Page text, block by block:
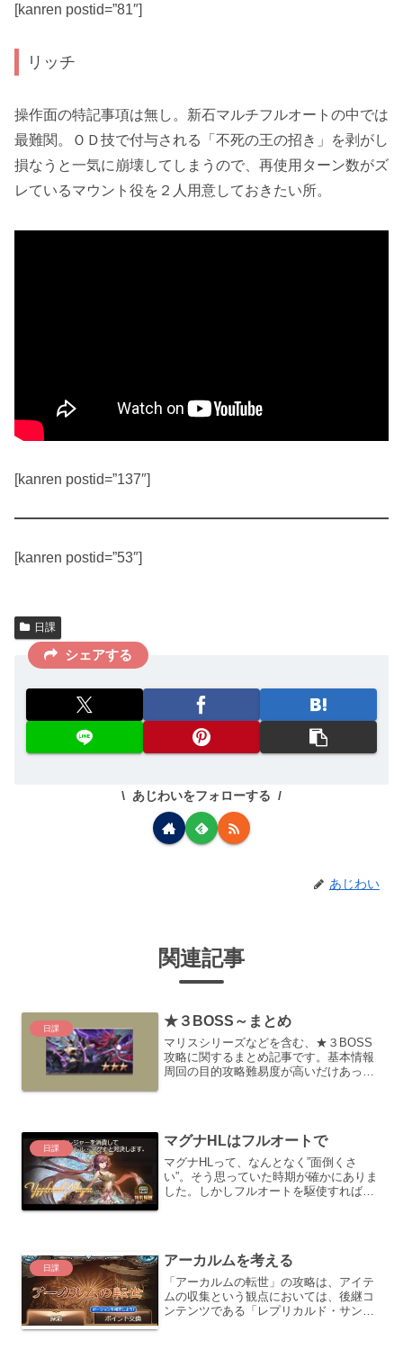
[kanren postid=”81″]
リッチ
操作面の特記事項は無し。新石マルチフルオートの中では
最難関。ＯＤ技で付与される「不死の王の招き」を剥がし
損なうと一気に崩壊してしまうので、再使用ターン数がズ
レているマウント役を２人用意しておきたい所。
[kanren postid=”137″]
[kanren postid=”53″]
日課
シェアする
あじわいをフォローする
あじわい
関連記事
日課 ★３BOSS～まとめ
マリスシリーズなどを含む、★３BOSS
攻略に関するまとめ記事です。基本情報
周回の目的攻略難易度が高いだけあっ
日課 マグナHLはフルオートで
マグナHLって、なんとなく”面倒くさ
い”。そう思っていた時期が確かにありま
した。しかしフルオートを駆使すれば勝
日課 アーカルムを考える
「アーカルムの転世」の攻略は、アイテ
ムの収集という観点においては、後継コ
ンテンツである「レプリカルド・サンド